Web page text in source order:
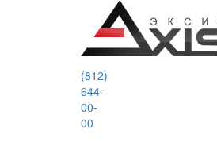
(812)
644-
00-
00